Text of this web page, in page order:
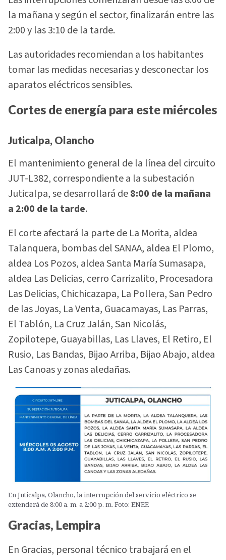
la mañana y según el sector, finalizarán entre las
2:00 y las 3:10 de la tarde.
Las autoridades recomiendan a los habitantes
tomar las medidas necesarias y desconectar los
aparatos eléctricos sensibles.
Cortes de energía para este miércoles
Juticalpa, Olancho
El mantenimiento general de la línea del circuito
JUT-L382, correspondiente a la subestación
Juticalpa, se desarrollará de8:00 de la mañana
a 2:00 de la tarde.
El corte afectará la parte de La Morita, aldea
Talanquera, bombas del SANAA, aldea El Plomo,
aldea Los Pozos, aldea Santa María Sumasapa,
aldea Las Delicias, cerro Carrizalito, Procesadora
Las Delicias, Chichicazapa, La Pollera, San Pedro
de las Joyas, La Venta, Guacamayas, Las Parras,
El Tablón, La Cruz Jalán, San Nicolás,
Zopilotepe, Guayabillas, Las Llaves, El Retiro, El
Rusio, Las Bandas, Bijao Arriba, Bijao Abajo, aldea
Las Canoas y zonas aledañas.
En Juticalpa, Olancho, la interrupción del servicio eléctrico se
extenderá de 8:00 a. m. a 2:00 p. m. Foto: ENEE
Gracias, Lempira
En Gracias, personal técnico trabajará en el